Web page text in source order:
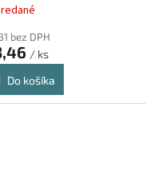
bez DPH
/ ks
Do košíka